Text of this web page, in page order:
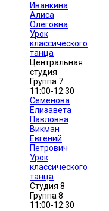
Иванкина
Алиса
Олеговна
Урок
классического
танца
Центральная
студия
Группа 7
11:00-12:30
Семенова
Елизавета
Павловна
Викман
Евгений
Петрович
Урок
классического
танца
Студия 8
Группа 8
11:00-12:30